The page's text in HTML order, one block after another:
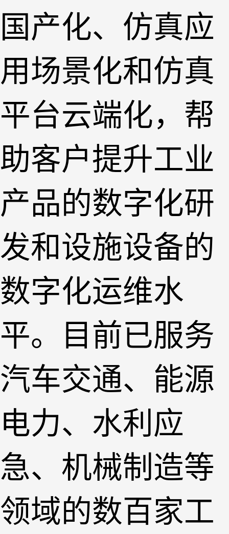
国产化、仿真应
用场景化和仿真
平台云端化，帮
助客户提升工业
产品的数字化研
发和设施设备的
数字化运维水
平。目前已服务
汽车交通、能源
电力、水利应
急、机械制造等
领域的数百家工